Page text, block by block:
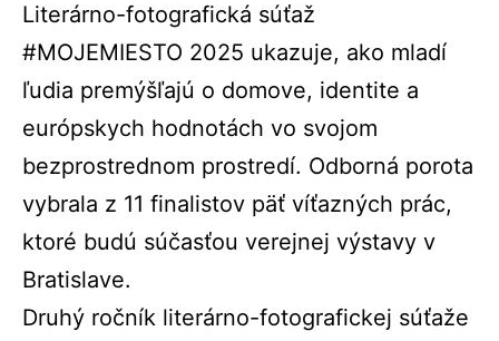
Literárno-fotografická súťaž
#MOJEMIESTO 2025 ukazuje, ako mladí
ľudia premýšľajú o domove, identite a
európskych hodnotách vo svojom
bezprostrednom prostredí. Odborná porota
vybrala z 11 finalistov päť víťazných prác,
ktoré budú súčasťou verejnej výstavy v
Bratislave.
Druhý ročník literárno-fotografickej súťaže